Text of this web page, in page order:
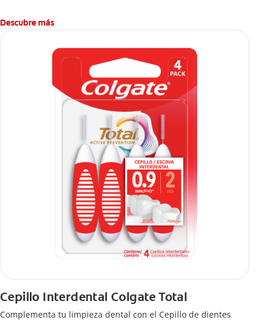
Descubre más
Cepillo Interdental Colgate Total
Complementa tu limpieza dental con el Cepillo de dientes